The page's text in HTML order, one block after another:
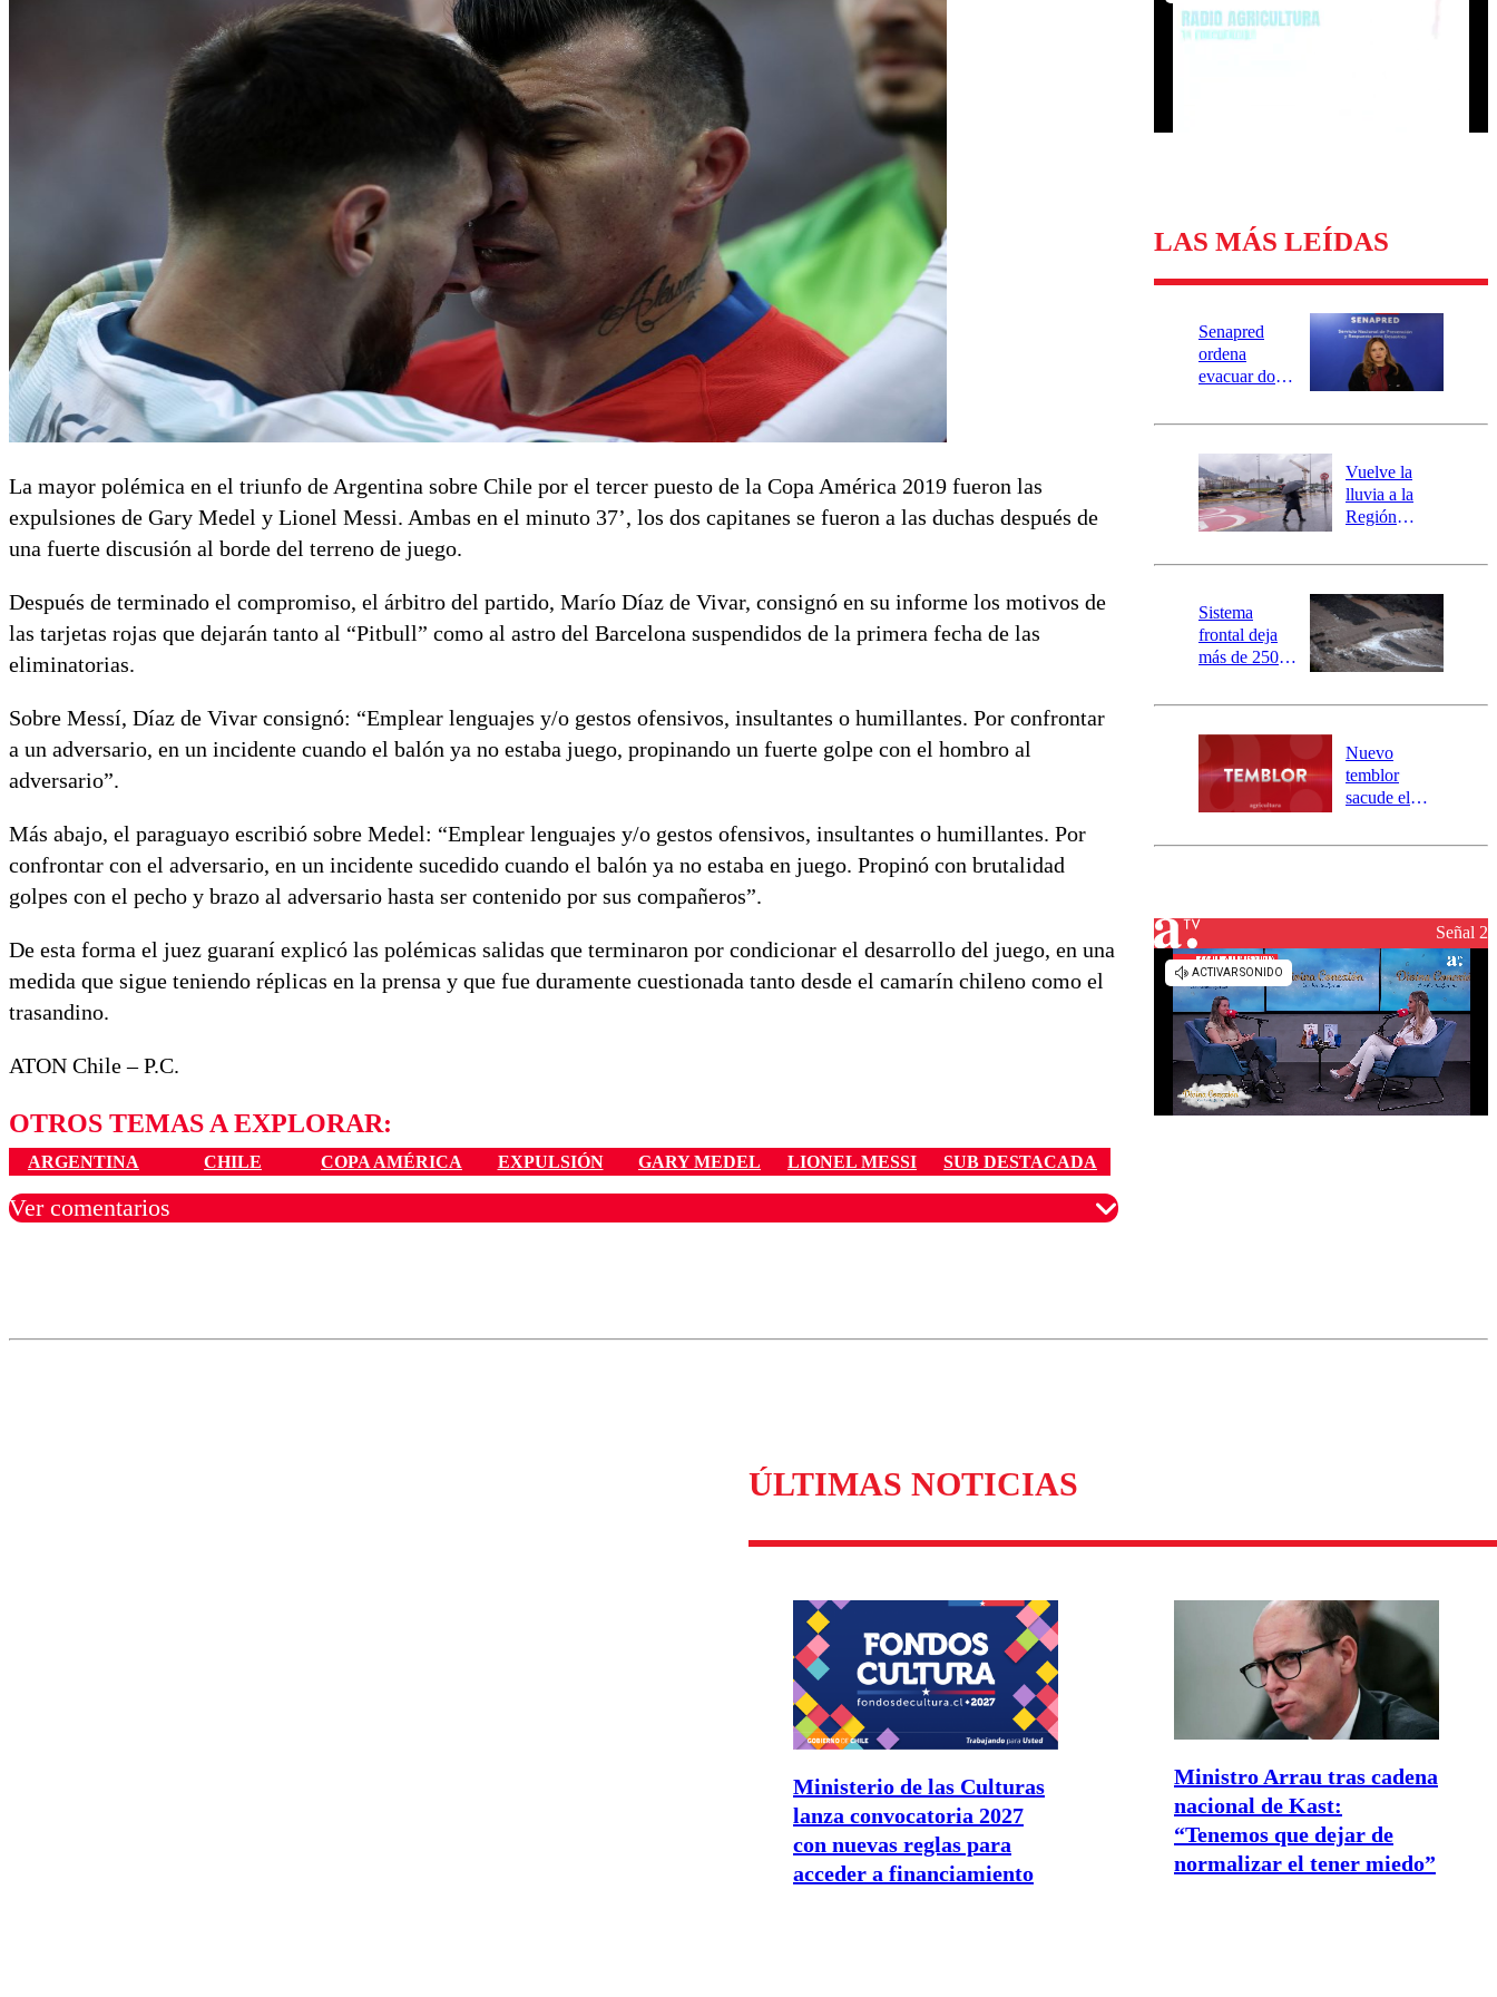
Universidad de Chile
Sustentabilidad
La mayor polémica en el triunfo de Argentina sobre Chile por el tercer puesto de la Copa América 2019 fueron las
expulsiones de Gary Medel y Lionel Messi. Ambas en el minuto 37’, los dos capitanes se fueron a las duchas después de
una fuerte discusión al borde del terreno de juego.
Después de terminado el compromiso, el árbitro del partido, Marío Díaz de Vivar, consignó en su informe los motivos de
las tarjetas rojas que dejarán tanto al “Pitbull” como al astro del Barcelona suspendidos de la primera fecha de las
eliminatorias.
Sobre Messí, Díaz de Vivar consignó: “Emplear lenguajes y/o gestos ofensivos, insultantes o humillantes. Por confrontar
a un adversario, en un incidente cuando el balón ya no estaba juego, propinando un fuerte golpe con el hombro al
adversario”.
Más abajo, el paraguayo escribió sobre Medel: “Emplear lenguajes y/o gestos ofensivos, insultantes o humillantes. Por
confrontar con el adversario, en un incidente sucedido cuando el balón ya no estaba en juego. Propinó con brutalidad
golpes con el pecho y brazo al adversario hasta ser contenido por sus compañeros”.
De esta forma el juez guaraní explicó las polémicas salidas que terminaron por condicionar el desarrollo del juego, en una
medida que sigue teniendo réplicas en la prensa y que fue duramente cuestionada tanto desde el camarín chileno como el
trasandino.
ATON Chile – P.C.
OTROS TEMAS A EXPLORAR:
ARGENTINA CHILE COPA AMÉRICA EXPULSIÓN GARY MEDEL LIONEL MESSI SUB DESTACADA
Ver comentarios
LAS MÁS LEÍDAS
Senapred
ordena
evacuar dos
Carahue por
río Damas:
activa
mensajería
SAE
Vuelve la
lluvia a la
Región
este es el
la DMC para
este viernes
Sistema
frontal deja
más de 250
y 317
aisladas entre
Valparaíso y
Los Ríos
Nuevo
temblor
sacude el
revisa la
Señal 2
ÚLTIMAS NOTICIAS
Ministerio de las Culturas
lanza convocatoria 2027
con nuevas reglas para
acceder a financiamiento
Ministro Arrau tras cadena
nacional de Kast:
“Tenemos que dejar de
normalizar el tener miedo”